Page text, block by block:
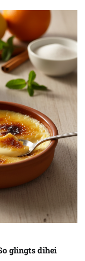
glingts dihei